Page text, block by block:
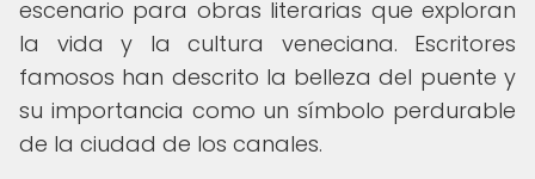
escenario para obras literarias que exploran
la vida y la cultura veneciana. Escritores
famosos han descrito la belleza del puente y
su importancia como un símbolo perdurable
de la ciudad de los canales.